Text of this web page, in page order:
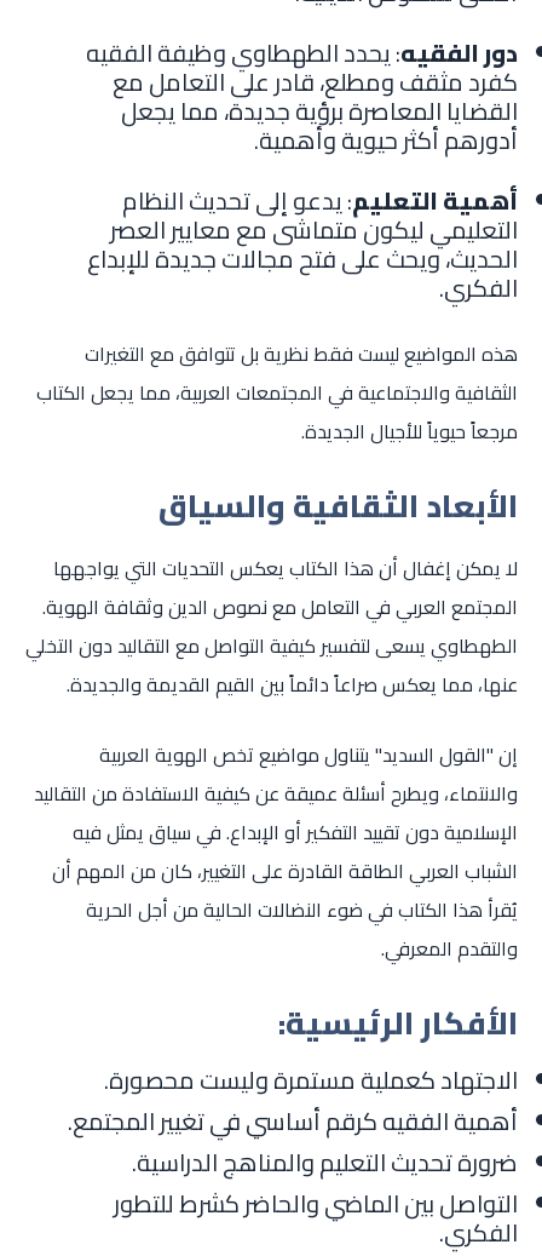
دور الفقيه: يحدد الطهطاوي وظيفة الفقيه
كفرد مثقف ومطلع، قادر على التعامل مع
القضايا المعاصرة برؤية جديدة، مما يجعل
أدورهم أكثر حيوية وأهمية.
أهمية التعليم: يدعو إلى تحديث النظام
التعليمي ليكون متماشى مع معايير العصر
الحديث، ويحث على فتح مجالات جديدة للإبداع
الفكري.
هذه المواضيع ليست فقط نظرية بل تتوافق مع التغيرات
الثقافية والاجتماعية في المجتمعات العربية، مما يجعل الكتاب
مرجعاً حيوياً للأجيال الجديدة.
الأبعاد الثقافية والسياق
لا يمكن إغفال أن هذا الكتاب يعكس التحديات التي يواجهها
المجتمع العربي في التعامل مع نصوص الدين وثقافة الهوية.
الطهطاوي يسعى لتفسير كيفية التواصل مع التقاليد دون التخلي
عنها، مما يعكس صراعاً دائماً بين القيم القديمة والجديدة.
إن "القول السديد" يتناول مواضيع تخص الهوية العربية
والانتماء، ويطرح أسئلة عميقة عن كيفية الاستفادة من التقاليد
الإسلامية دون تقييد التفكير أو الإبداع. في سياق يمثل فيه
الشباب العربي الطاقة القادرة على التغيير، كان من المهم أن
يُقرأ هذا الكتاب في ضوء النضالات الحالية من أجل الحرية
والتقدم المعرفي.
الأفكار الرئيسية:
الاجتهاد كعملية مستمرة وليست محصورة.
أهمية الفقيه كرقم أساسي في تغيير المجتمع.
ضرورة تحديث التعليم والمناهج الدراسية.
التواصل بين الماضي والحاضر كشرط للتطور
الفكري.